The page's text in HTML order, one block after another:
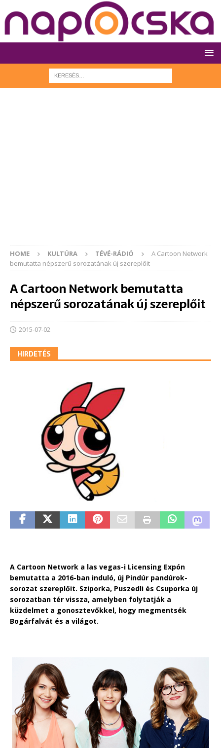
HOME KULTÚRA TÉVÉ-RÁDIÓ
A Cartoon Network
bemutatta népszerű sorozatának új szereplőit
A Cartoon Network bemutatta
népszerű sorozatának új szereplőit
2015-07-02
HIRDETÉS
A Cartoon Network a las vegas-i Licensing Expón
bemutatta a 2016-ban induló, új Pindúr pandúrok-
sorozat szereplőit. Sziporka, Puszedli és Csuporka új
sorozatban tér vissza, amelyben folytatják a
küzdelmet a gonosztevőkkel, hogy megmentsék
Bogárfalvát és a világot.